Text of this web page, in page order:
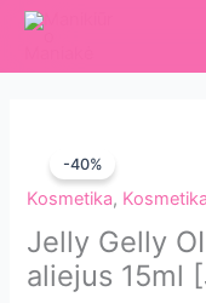
Pereiti
turinio
-40%
Kosmetika, Kosmetika
Jelly Gelly
aliejus 15ml